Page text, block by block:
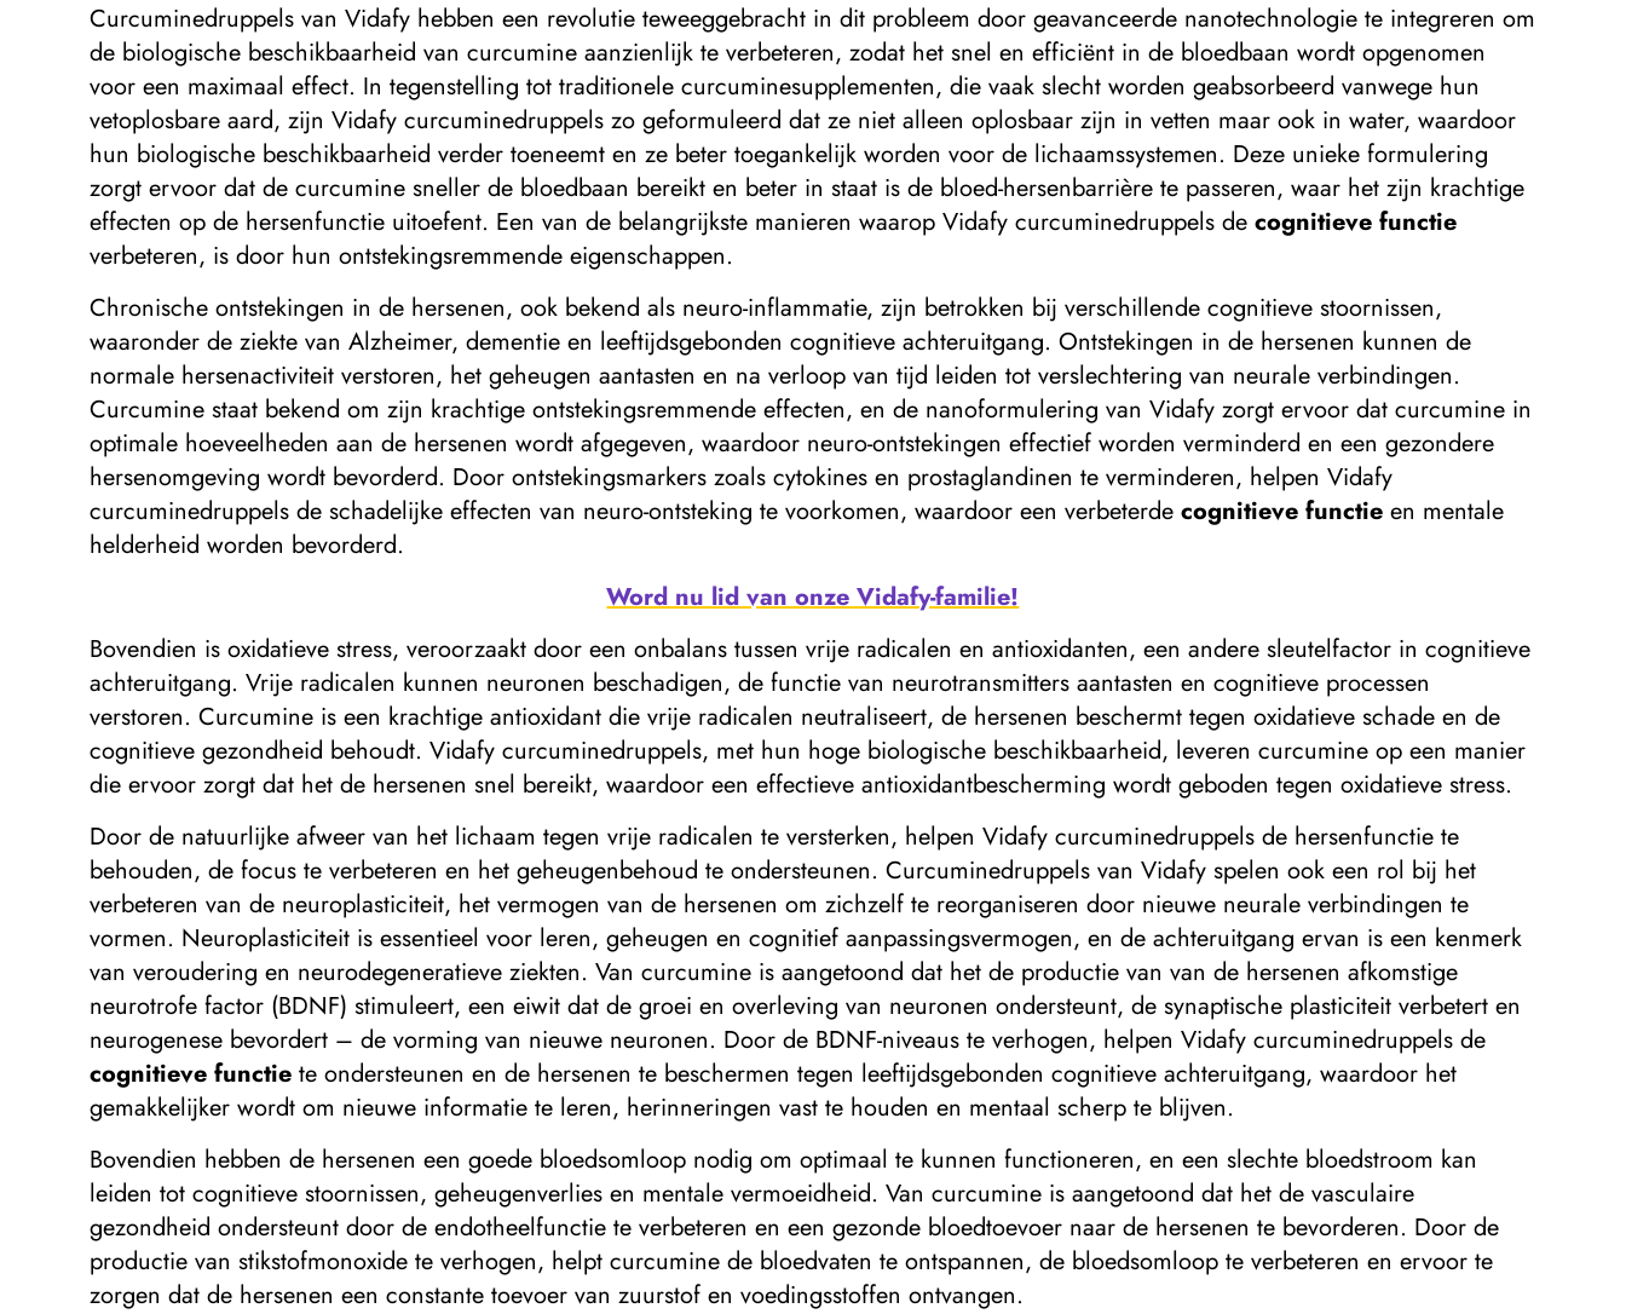
Curcuminedruppels van Vidafy hebben een revolutie teweeggebracht in dit probleem door geavanceerde nanotechnologie te integreren om
de biologische beschikbaarheid van curcumine aanzienlijk te verbeteren, zodat het snel en efficiënt in de bloedbaan wordt opgenomen
voor een maximaal effect. In tegenstelling tot traditionele curcuminesupplementen, die vaak slecht worden geabsorbeerd vanwege hun
vetoplosbare aard, zijn Vidafy curcuminedruppels zo geformuleerd dat ze niet alleen oplosbaar zijn in vetten maar ook in water, waardoor
hun biologische beschikbaarheid verder toeneemt en ze beter toegankelijk worden voor de lichaamssystemen. Deze unieke formulering
zorgt ervoor dat de curcumine sneller de bloedbaan bereikt en beter in staat is de bloed-hersenbarrière te passeren, waar het zijn krachtige
effecten op de hersenfunctie uitoefent. Een van de belangrijkste manieren waarop Vidafy curcuminedruppels decognitieve functie
verbeteren, is door hun ontstekingsremmende eigenschappen.
Chronische ontstekingen in de hersenen, ook bekend als neuro-inflammatie, zijn betrokken bij verschillende cognitieve stoornissen,
waaronder de ziekte van Alzheimer, dementie en leeftijdsgebonden cognitieve achteruitgang. Ontstekingen in de hersenen kunnen de
normale hersenactiviteit verstoren, het geheugen aantasten en na verloop van tijd leiden tot verslechtering van neurale verbindingen.
Curcumine staat bekend om zijn krachtige ontstekingsremmende effecten, en de nanoformulering van Vidafy zorgt ervoor dat curcumine in
optimale hoeveelheden aan de hersenen wordt afgegeven, waardoor neuro-ontstekingen effectief worden verminderd en een gezondere
hersenomgeving wordt bevorderd. Door ontstekingsmarkers zoals cytokines en prostaglandinen te verminderen, helpen Vidafy
curcuminedruppels de schadelijke effecten van neuro-ontsteking te voorkomen, waardoor een verbeterdecognitieve functie en mentale
helderheid worden bevorderd.
Word nu lid van onze Vidafy-familie!
Bovendien is oxidatieve stress, veroorzaakt door een onbalans tussen vrije radicalen en antioxidanten, een andere sleutelfactor in cognitieve
achteruitgang. Vrije radicalen kunnen neuronen beschadigen, de functie van neurotransmitters aantasten en cognitieve processen
verstoren. Curcumine is een krachtige antioxidant die vrije radicalen neutraliseert, de hersenen beschermt tegen oxidatieve schade en de
cognitieve gezondheid behoudt. Vidafy curcuminedruppels, met hun hoge biologische beschikbaarheid, leveren curcumine op een manier
die ervoor zorgt dat het de hersenen snel bereikt, waardoor een effectieve antioxidantbescherming wordt geboden tegen oxidatieve stress.
Door de natuurlijke afweer van het lichaam tegen vrije radicalen te versterken, helpen Vidafy curcuminedruppels de hersenfunctie te
behouden, de focus te verbeteren en het geheugenbehoud te ondersteunen. Curcuminedruppels van Vidafy spelen ook een rol bij het
verbeteren van de neuroplasticiteit, het vermogen van de hersenen om zichzelf te reorganiseren door nieuwe neurale verbindingen te
vormen. Neuroplasticiteit is essentieel voor leren, geheugen en cognitief aanpassingsvermogen, en de achteruitgang ervan is een kenmerk
van veroudering en neurodegeneratieve ziekten. Van curcumine is aangetoond dat het de productie van van de hersenen afkomstige
neurotrofe factor (BDNF) stimuleert, een eiwit dat de groei en overleving van neuronen ondersteunt, de synaptische plasticiteit verbetert en
neurogenese bevordert – de vorming van nieuwe neuronen. Door de BDNF-niveaus te verhogen, helpen Vidafy curcuminedruppels de
cognitieve functie te ondersteunen en de hersenen te beschermen tegen leeftijdsgebonden cognitieve achteruitgang, waardoor het
gemakkelijker wordt om nieuwe informatie te leren, herinneringen vast te houden en mentaal scherp te blijven.
Bovendien hebben de hersenen een goede bloedsomloop nodig om optimaal te kunnen functioneren, en een slechte bloedstroom kan
leiden tot cognitieve stoornissen, geheugenverlies en mentale vermoeidheid. Van curcumine is aangetoond dat het de vasculaire
gezondheid ondersteunt door de endotheelfunctie te verbeteren en een gezonde bloedtoevoer naar de hersenen te bevorderen. Door de
productie van stikstofmonoxide te verhogen, helpt curcumine de bloedvaten te ontspannen, de bloedsomloop te verbeteren en ervoor te
zorgen dat de hersenen een constante toevoer van zuurstof en voedingsstoffen ontvangen.